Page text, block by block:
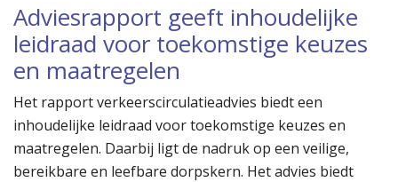
Adviesrapport geeft inhoudelijke
leidraad voor toekomstige keuzes
en maatregelen
Het rapport verkeerscirculatieadvies biedt een
inhoudelijke leidraad voor toekomstige keuzes en
maatregelen. Daarbij ligt de nadruk op een veilige,
bereikbare en leefbare dorpskern. Het advies biedt